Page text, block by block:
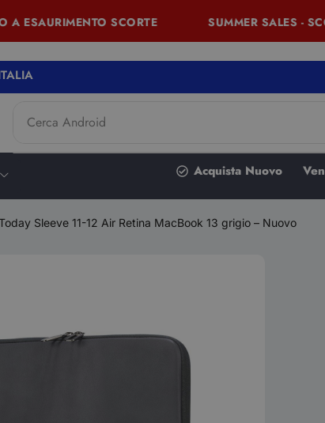
SCORTE SUMMER SALES -
Cerca Android
Acquista Nuovo
Sleeve 11-12 Air Retina MacBook 13 grigio – Nuovo